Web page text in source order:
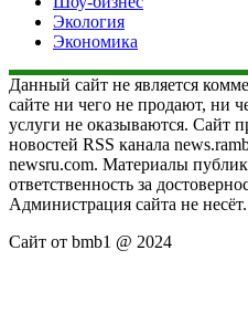
Экология
Экономика
Данный сайт не является
сайте ни чего не продают, ни
услуги не оказываются. Сайт
новостей RSS канала
newsru.com. Материалы
ответственность за
Администрация сайта не несёт.
Сайт от bmb1 @ 2024